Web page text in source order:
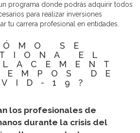
programa donde podrás adquirir todos
para realizar inversiones
tu carrera profesional en entidades.
SE
EL
DE
19?
los profesionales de
durante la crisis del